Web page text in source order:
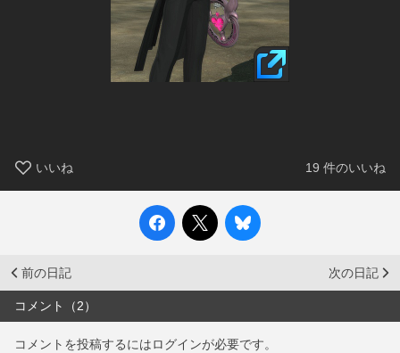
いいね 19 件のいいね
前の日記 次の日記
コメント（2）
コメントを投稿するにはログインが必要です。